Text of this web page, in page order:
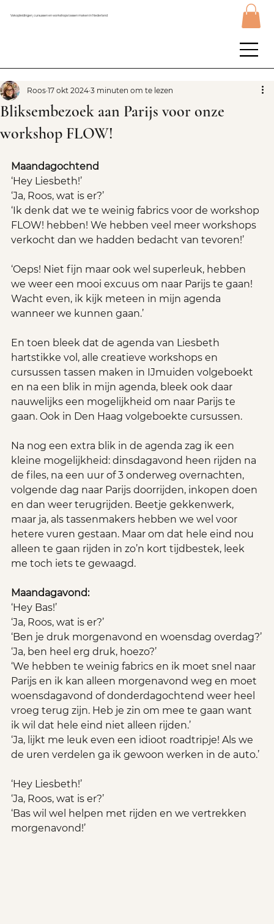
Vakopleidingen, cursussen en workshops tassen maken in Nederland
Bliksembezoek aan Parijs voor onze
workshop FLOW!
Roos 17 okt 2024 3 minuten om te lezen
Maandagochtend
‘Hey Liesbeth!’
‘Ja, Roos, wat is er?’
‘Ik denk dat we te weinig fabrics voor de workshop
FLOW! hebben! We hebben veel meer workshops
verkocht dan we hadden bedacht van tevoren!’
‘Oeps! Niet fijn maar ook wel superleuk, hebben
we weer een mooi excuus om naar Parijs te gaan!
Wacht even, ik kijk meteen in mijn agenda
wanneer we kunnen gaan.’
En toen bleek dat de agenda van Liesbeth
hartstikke vol, alle creatieve workshops en
cursussen tassen maken in IJmuiden volgeboekt
en na een blik in mijn agenda, bleek ook daar
nauwelijks een mogelijkheid om naar Parijs te
gaan. Ook in Den Haag volgeboekte cursussen.
Na nog een extra blik in de agenda zag ik een
kleine mogelijkheid: dinsdagavond heen rijden na
de files, na een uur of 3 onderweg overnachten,
volgende dag naar Parijs doorrijden, inkopen doen
en dan weer terugrijden. Beetje gekkenwerk,
maar ja, als tassenmakers hebben we wel voor
hetere vuren gestaan. Maar om dat hele eind nou
alleen te gaan rijden in zo’n kort tijdbestek, leek
me toch iets te gewaagd.
Maandagavond:
‘Hey Bas!’
‘Ja, Roos, wat is er?’
‘Ben je druk morgenavond en woensdag overdag?’
‘Ja, ben heel erg druk, hoezo?’
‘We hebben te weinig fabrics en ik moet snel naar
Parijs en ik kan alleen morgenavond weg en moet
woensdagavond of donderdagochtend weer heel
vroeg terug zijn. Heb je zin om mee te gaan want
ik wil dat hele eind niet alleen rijden.’
‘Ja, lijkt me leuk even een idioot roadtripje! Als we
de uren verdelen ga ik gewoon werken in de auto.’
‘Hey Liesbeth!’
‘Ja, Roos, wat is er?’
‘Bas wil wel helpen met rijden en we vertrekken
morgenavond!’